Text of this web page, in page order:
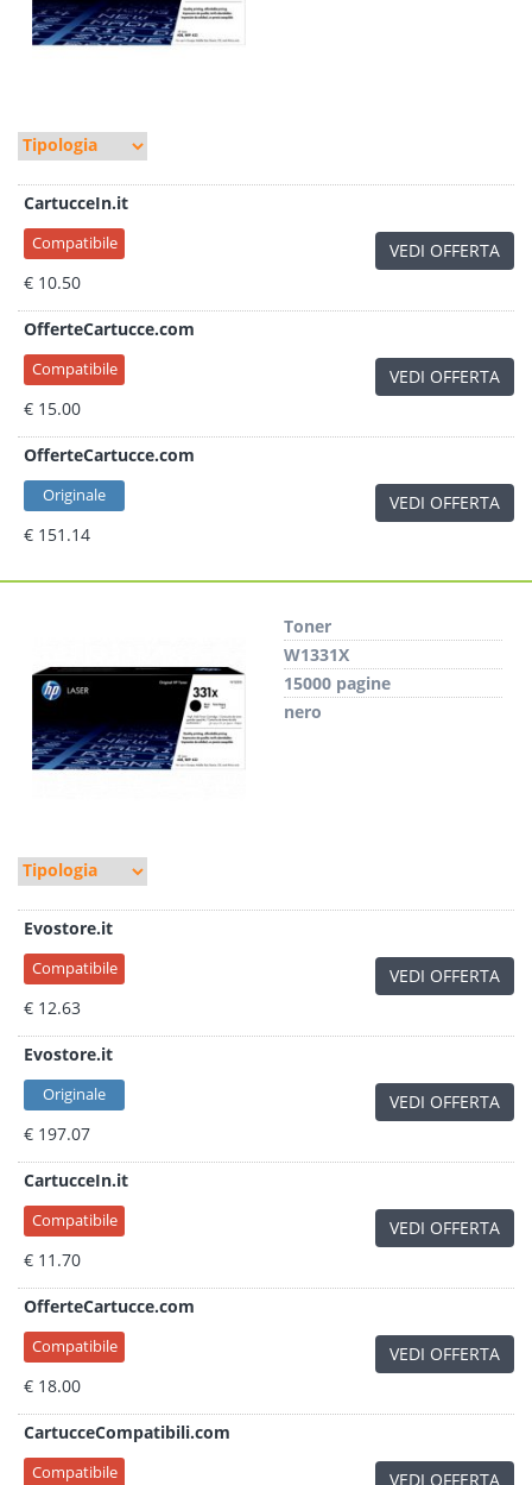
CartucceIn.it
Compatibile
€ 10.50
VEDI OFFERTA
OfferteCartucce.com
Compatibile
€ 15.00
VEDI OFFERTA
OfferteCartucce.com
Originale
€ 151.14
VEDI OFFERTA
Toner
W1331X
15000 pagine
nero
Evostore.it
Compatibile
€ 12.63
VEDI OFFERTA
Evostore.it
Originale
€ 197.07
VEDI OFFERTA
CartucceIn.it
Compatibile
€ 11.70
VEDI OFFERTA
OfferteCartucce.com
Compatibile
€ 18.00
VEDI OFFERTA
CartucceCompatibili.com
Compatibile VEDI OFFERTA